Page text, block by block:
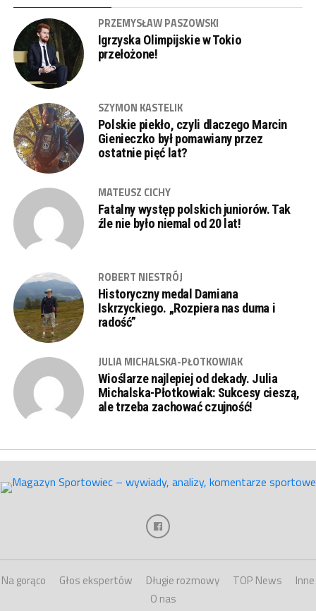
PRZEMYSŁAW PASZOWSKI
Igrzyska Olimpijskie w Tokio
przełożone!
SZYMON KASTELIK
Polskie piekło, czyli dlaczego Marcin
Gienieczko był pomawiany przez
ostatnie pięć lat?
MATEUSZ CICHY
Fatalny występ polskich juniorów. Tak
źle nie było niemal od 20 lat!
ROBERT NIESTRÓJ
Historyczny medal Damiana
Iskrzyckiego. „Rozpiera nas duma i
radość”
JULIA MICHALSKA-PŁOTKOWIAK
Wioślarze najlepiej od dekady. Julia
Michalska-Płotkowiak: Sukcesy cieszą,
ale trzeba zachować czujność!
Na gorąco Głos ekspertów Długie rozmowy TOP News
Inne
O nas